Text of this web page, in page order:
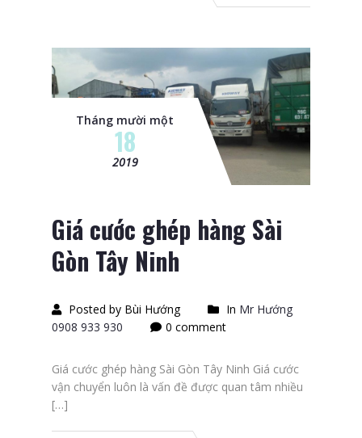
Tháng mười một
18
2019
Giá cước ghép hàng Sài
Gòn Tây Ninh
Posted by Bùi Hướng In Mr Hướng
0908 933 930
0 comment
Giá cước ghép hàng Sài Gòn Tây Ninh Giá cước
vận chuyển luôn là vấn đề được quan tâm nhiều
[…]